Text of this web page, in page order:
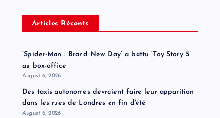
Articles Récents
‘Spider-Man : Brand New Day’ a battu ‘Toy Story 5’
au box-office
August 6, 2026
Des taxis autonomes devraient faire leur apparition
dans les rues de Londres en fin d'été
August 6, 2026